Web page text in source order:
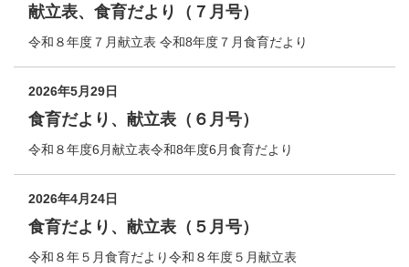
献立表、食育だより（７月号）
令和８年度７月献立表 令和8年度７月食育だより
2026年5月29日
食育だより、献立表（６月号）
令和８年度6月献立表令和8年度6月食育だより
2026年4月24日
食育だより、献立表（５月号）
令和８年５月食育だより令和８年度５月献立表